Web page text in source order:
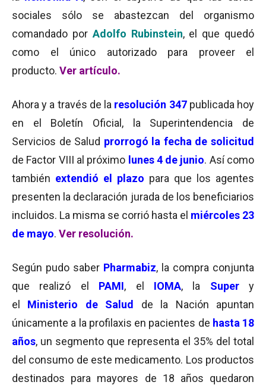
sociales sólo se abastezcan del organismo
comandado por Adolfo Rubinstein, el que quedó
como el único autorizado para proveer el
producto. Ver artículo.
Ahora y a través de la resolución 347publicada hoy
en el Boletín Oficial, la Superintendencia de
Servicios de Salud prorrogó la fecha de solicitud
de Factor VIII al próximo lunes4 de junio. Así como
también extendió el plazo para que los agentes
presenten la declaración jurada de los beneficiarios
incluidos. La misma se corrió hasta el miércoles 23
de mayo. Ver resolución.
Según pudo saber Pharmabiz, la compra conjunta
que realizó el PAMI, el IOMA, la Super
y
el Ministerio de Salud
de la Nación apuntan
únicamente a la profilaxis en pacientes de hasta 18
años, un segmento que representa el 35% del total
del consumo de este medicamento. Los productos
destinados para mayores de 18 años quedaron